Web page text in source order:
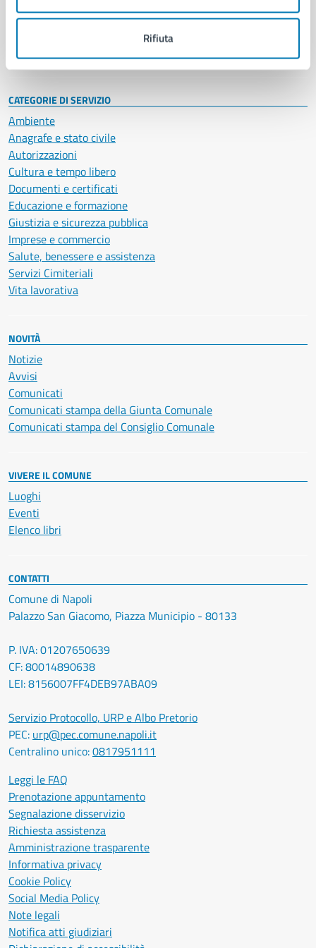
Rifiuta
Personale amministrativo
CATEGORIE DI SERVIZIO
Ambiente
Anagrafe e stato civile
Autorizzazioni
Cultura e tempo libero
Documenti e certificati
Educazione e formazione
Giustizia e sicurezza pubblica
Imprese e commercio
Salute, benessere e assistenza
Servizi Cimiteriali
Vita lavorativa
NOVITÀ
Notizie
Avvisi
Comunicati
Comunicati stampa della Giunta Comunale
Comunicati stampa del Consiglio Comunale
VIVERE IL COMUNE
Luoghi
Eventi
Elenco libri
CONTATTI
Comune di Napoli
Palazzo San Giacomo, Piazza Municipio - 80133
P. IVA: 01207650639
CF: 80014890638
LEI: 8156007FF4DEB97ABA09
Servizio Protocollo, URP e Albo Pretorio
PEC: urp@pec.comune.napoli.it
Centralino unico:0817951111
Leggi le FAQ
Prenotazione appuntamento
Segnalazione disservizio
Richiesta assistenza
Amministrazione trasparente
Informativa privacy
Cookie Policy
Social Media Policy
Note legali
Notifica atti giudiziari